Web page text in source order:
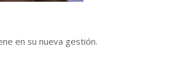
en su nueva gestión.